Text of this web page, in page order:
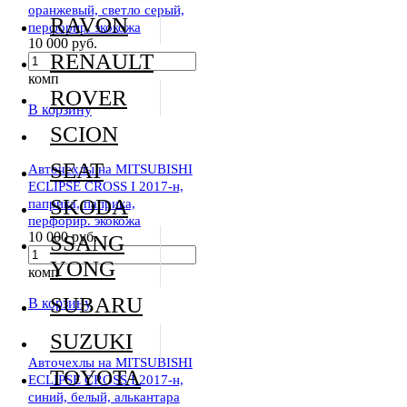
оранжевый, светло серый,
перфорир. экокожа
10 000 руб.
комп
В корзину
Авточехлы на MITSUBISHI
ECLIPSE CROSS I 2017-н,
паприка, паприка,
перфорир. экокожа
10 000 руб.
комп
В корзину
Авточехлы на MITSUBISHI
ECLIPSE CROSS I 2017-н,
синий, белый, алькантара
RAVON
RENAULT
ROVER
SCION
SEAT
SKODA
SSANG
YONG
SUBARU
SUZUKI
TOYOTA